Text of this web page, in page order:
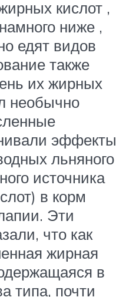
кислот ,
ниже ,
едят видов
также
их жирных
необычно
эффекты
льняного
источника
в корм
Эти
что как
жирная
в
типа, почти